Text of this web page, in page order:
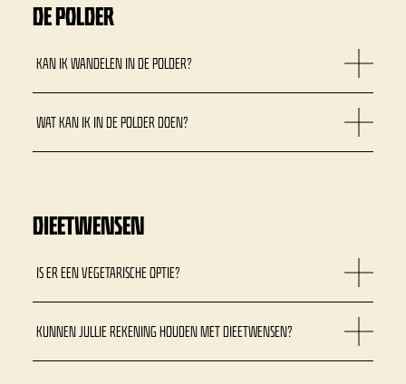
DE POLDER
KAN IK WANDELEN IN DE POLDER?
WAT KAN IK IN DE POLDER DOEN?
DIEETWENSEN
IS ER EEN VEGETARISCHE OPTIE?
KUNNEN JULLIE REKENING HOUDEN MET DIEETWENSEN?